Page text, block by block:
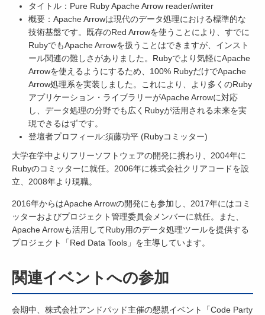
タイトル：Pure Ruby Apache Arrow reader/writer
概要：Apache Arrowは現代のデータ処理における標準的な
技術基盤です。既存のRed Arrowを使うことにより、すでに
RubyでもApache Arrowを扱うことはできますが、インスト
ール関連の難しさがありました。Rubyでより気軽にApache
Arrowを使えるようにするため、100% RubyだけでApache
Arrow処理系を実装しました。これにより、より多くのRuby
アプリケーション・ライブラリーがApache Arrowに対応
し、データ処理の分野でも広くRubyが活用される未来を実
現できるはずです。
登壇者プロフィール:須藤功平 (Rubyコミッター)
大学在学中よりフリーソフトウェアの開発に携わり、2004年に
Rubyのコミッターに就任。2006年に株式会社クリアコードを設
立、2008年より現職。
2016年からはApache Arrowの開発にも参加し、2017年にはコミ
ッターおよびプロジェクト管理委員会メンバーに就任。また、
Apache Arrowも活用してRuby用のデータ処理ツールを提供する
プロジェクト「Red Data Tools」を主導しています。
関連イベントへの参加
会期中、株式会社アンドパッド主催の懇親イベント「Code Party